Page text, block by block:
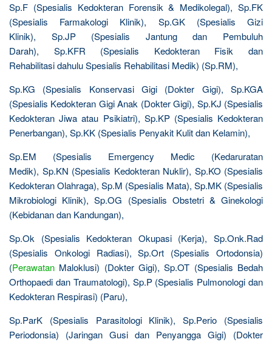
Sp.F (Spesialis Kedokteran Forensik & Medikolegal), Sp.FK
(Spesialis Farmakologi Klinik), Sp.GK (Spesialis Gizi
Klinik), Sp.JP (Spesialis Jantung dan Pembuluh
Darah), Sp.KFR (Spesialis Kedokteran Fisik dan
Rehabilitasi dahulu Spesialis Rehabilitasi Medik) (Sp.RM),
Sp.KG (Spesialis Konservasi Gigi (Dokter Gigi), Sp.KGA
(Spesialis Kedokteran Gigi Anak (Dokter Gigi), Sp.KJ (Spesialis
Kedokteran Jiwa atau Psikiatri), Sp.KP (Spesialis Kedokteran
Penerbangan), Sp.KK (Spesialis Penyakit Kulit dan Kelamin),
Sp.EM (Spesialis Emergency Medic (Kedaruratan
Medik), Sp.KN (Spesialis Kedokteran Nuklir), Sp.KO (Spesialis
Kedokteran Olahraga), Sp.M (Spesialis Mata), Sp.MK (Spesialis
Mikrobiologi Klinik), Sp.OG (Spesialis Obstetri & Ginekologi
(Kebidanan dan Kandungan),
Sp.Ok (Spesialis Kedokteran Okupasi (Kerja), Sp.Onk.Rad
(Spesialis Onkologi Radiasi), Sp.Ort (Spesialis Ortodonsia)
(Perawatan Maloklusi) (Dokter Gigi), Sp.OT (Spesialis Bedah
Orthopaedi dan Traumatologi), Sp.P (Spesialis Pulmonologi dan
Kedokteran Respirasi) (Paru),
Sp.ParK (Spesialis Parasitologi Klinik), Sp.Perio (Spesialis
Periodonsia) (Jaringan Gusi dan Penyangga Gigi) (Dokter